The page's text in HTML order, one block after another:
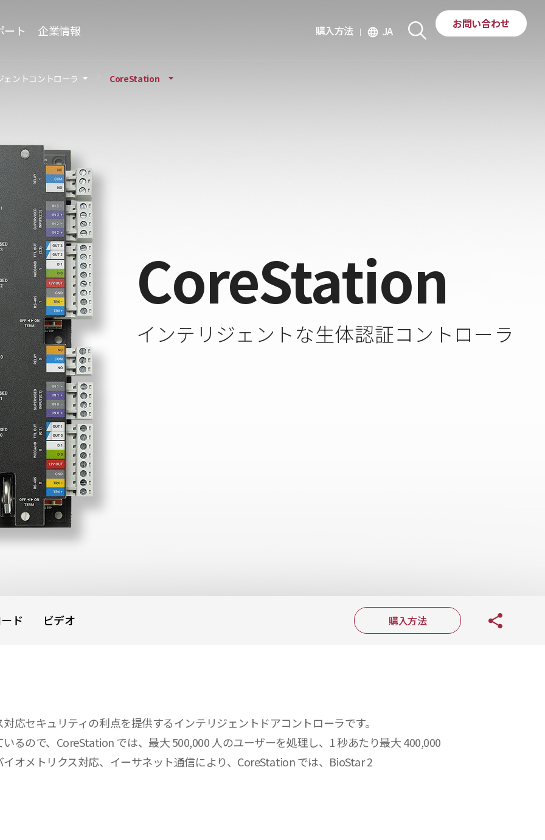
ート 企業情報 購入方法 language JA
お問い合わせ
CoreStation
インテリジェントな生体認証コントローラ
ェントコントローラ CoreStation
ド ビデオ 購入方法
応セキュリティの利点を提供するインテリジェントドアコントローラです。
るので、CoreStation では、最大 500,000 人のユーザーを処理し、1 秒あたり最大 400,000
オメトリクス対応、イーサネット通信により、CoreStation では、BioStar 2